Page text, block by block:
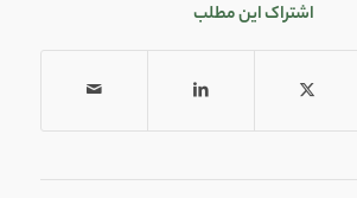
اشتراک این مطلب